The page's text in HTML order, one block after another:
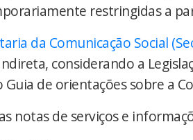
restringidas a
da Comunicação Social
considerando a
Guia de orientações sobre a
notas de serviços e